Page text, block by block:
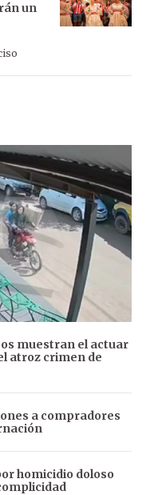
un
muestran el actuar
atroz crimen de
a compradores
homicidio doloso